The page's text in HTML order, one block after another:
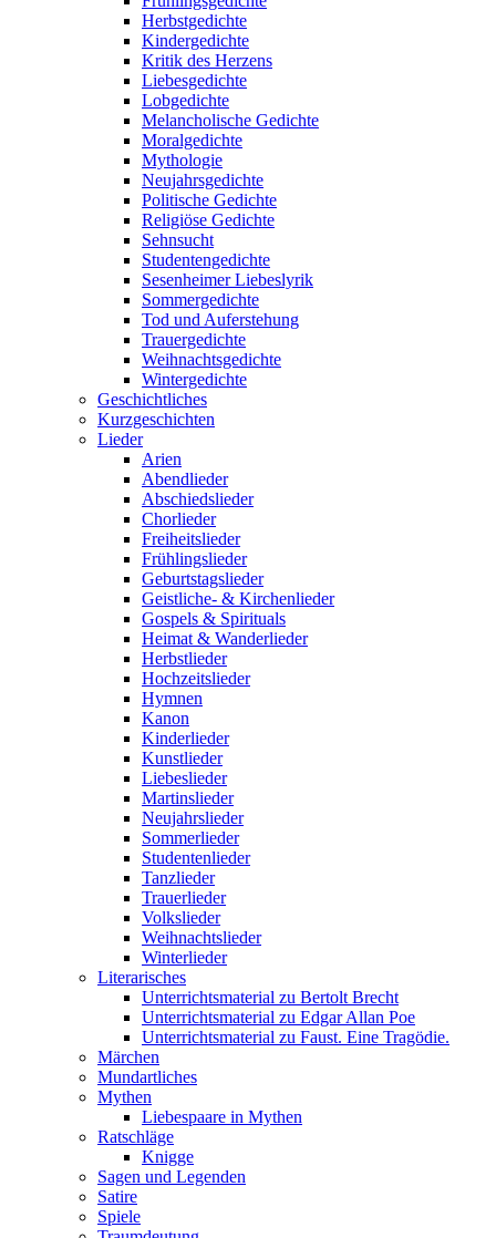
Herbstgedichte
Kindergedichte
Kritik des Herzens
Liebesgedichte
Lobgedichte
Melancholische Gedichte
Moralgedichte
Mythologie
Neujahrsgedichte
Politische Gedichte
Religiöse Gedichte
Sehnsucht
Studentengedichte
Sesenheimer Liebeslyrik
Sommergedichte
Tod und Auferstehung
Trauergedichte
Weihnachtsgedichte
Wintergedichte
Geschichtliches
Kurzgeschichten
Lieder
Arien
Abendlieder
Abschiedslieder
Chorlieder
Freiheitslieder
Frühlingslieder
Geburtstagslieder
Geistliche- & Kirchenlieder
Gospels & Spirituals
Heimat & Wanderlieder
Herbstlieder
Hochzeitslieder
Hymnen
Kanon
Kinderlieder
Kunstlieder
Liebeslieder
Martinslieder
Neujahrslieder
Sommerlieder
Studentenlieder
Tanzlieder
Trauerlieder
Volkslieder
Weihnachtslieder
Winterlieder
Literarisches
Unterrichtsmaterial zu Bertolt Brecht
Unterrichtsmaterial zu Edgar Allan Poe
Unterrichtsmaterial zu Faust. Eine Tragödie.
Märchen
Mundartliches
Mythen
Liebespaare in Mythen
Ratschläge
Knigge
Sagen und Legenden
Satire
Spiele